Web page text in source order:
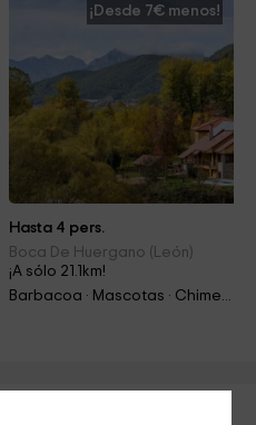
¡Desde 7€ menos!
Hasta 4 pers.
Boca De Huergano (León)
¡A sólo 21.1km!
Barbacoa · Mascotas · Chimenea
de Verdiago II